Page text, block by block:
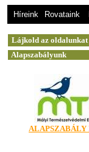
Híreink Rovataink